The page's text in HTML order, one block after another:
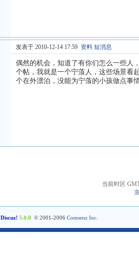
发表于 2010-12-14 17:59 资料 短消息
偶然的机会，知道了有你们怎么一些人
个帖，我就是一个宁蒗人，这些场景看
个在外漂泊，没能为宁蒗的小孩做点事
当前时区
Discuz! 5.0.0 © 2001-2006 Comsenz Inc.